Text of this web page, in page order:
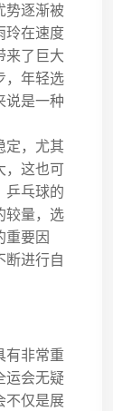
势逐渐被
玲在速度
来了巨大
，年轻选
说是一种
定，尤其
，这也可
乒乓球的
较量，选
重要因
断进行自
有非常重
运会无疑
不仅是展